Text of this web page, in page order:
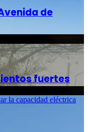
de
fuertes
la capacidad eléctrica